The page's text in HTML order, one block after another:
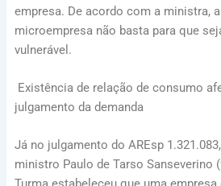
empresa. De acordo com a ministra,
microempresa não basta para que
vulnerável.
Existência de relação de consumo
julgamento da demanda
Já no julgamento do AREsp
ministro Paulo de Tarso Sanseverino